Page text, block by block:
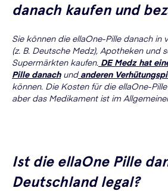
danach kaufen und
Sie können die ellaOne-Pille danach in
(z. B. Deutsche Medz), Apotheken und
Supermärkten kaufen. DE Medz hat
Pille danachund anderen
können. Die Kosten für die ellaOne-
aber das Medikament ist im
Ist die ellaOne Pille
Deutschland legal?